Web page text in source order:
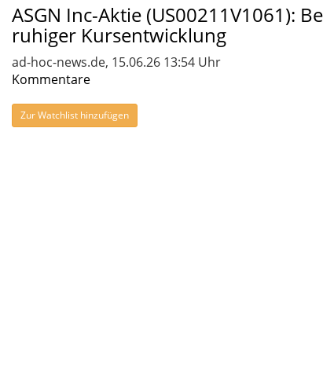
ASGN Inc-Aktie (US00211V1061):
ruhiger Kursentwicklung
ad-hoc-news.de, 15.06.26 13:54 Uhr
Kommentare
Zur Watchlist hinzufügen